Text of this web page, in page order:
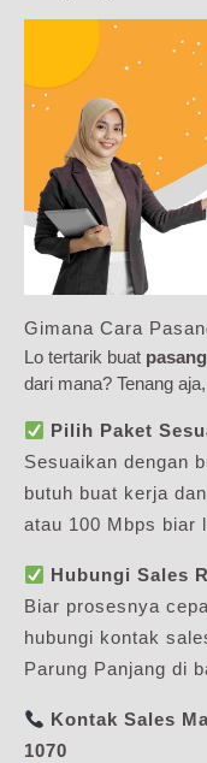
Gimana Cara
Lo tertarik buat
dari mana? Tenang
Pilih Paket
Sesuaikan dengan
butuh buat kerja
atau 100 Mbps biar
Hubungi Sales
Biar prosesnya
hubungi kontak
Parung Panjang di
Kontak Sales
1070